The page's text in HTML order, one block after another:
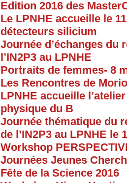
Edition 2016 des
Le LPNHE accueille le
détecteurs silicium
Journée d’échanges du
l’IN2P3 au LPNHE
Portraits de femmes- 8
Les Rencontres de
LPNHE accueille
physique du B
Journée thématique du
de l’IN2P3 au LPNHE le
Workshop
Journées Jeunes
Fête de la Science 2016